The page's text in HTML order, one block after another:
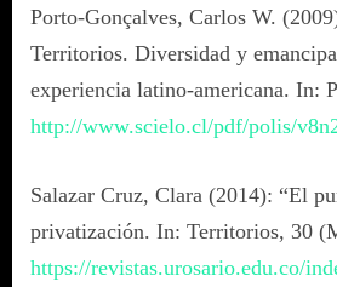
Porto-Gonçalves, Carlos W.
Territorios. Diversidad y
experiencia latino-americana. In:
http://www.scielo.cl/pdf/polis/
Salazar Cruz, Clara (2014): “El
privatización. In: Territorios, 30
https://revistas.urosario.edu.co/